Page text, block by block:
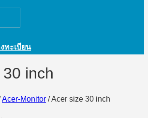
ทะเบียน
inch
Acer-Monitor /Acer size 30 inch